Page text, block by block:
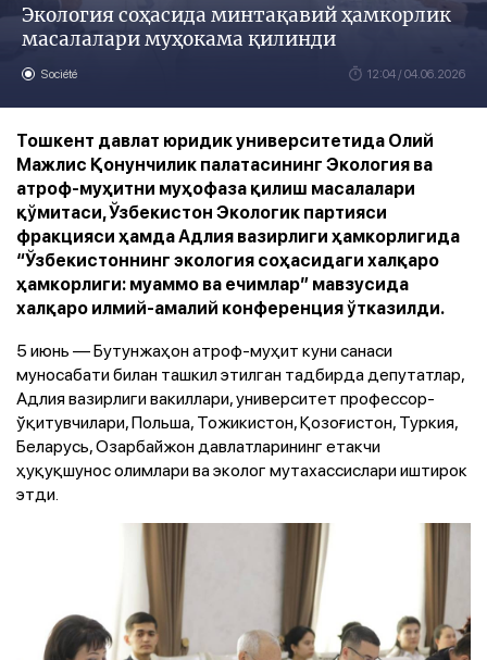
Экология соҳасида минтақавий ҳамкорлик
масалалари муҳокама қилинди
Société 12:04 / 04.06.2026
Тошкент давлат юридик университетида Олий
Мажлис Қонунчилик палатасининг Экология ва
атроф-муҳитни муҳофаза қилиш масалалари
қўмитаси, Ўзбекистон Экологик партияси
фракцияси ҳамда Адлия вазирлиги ҳамкорлигида
“Ўзбекистоннинг экология соҳасидаги халқаро
ҳамкорлиги: муаммо ва ечимлар” мавзусида
халқаро илмий-амалий конференция ўтказилди.
5 июнь — Бутунжаҳон атроф-муҳит куни санаси
муносабати билан ташкил этилган тадбирда депутатлар,
Адлия вазирлиги вакиллари, университет профессор-
ўқитувчилари, Польша, Тожикистон, Қозоғистон, Туркия,
Беларусь, Озарбайжон давлатларининг етакчи
ҳуқуқшунос олимлари ва эколог мутахассислари иштирок
этди.